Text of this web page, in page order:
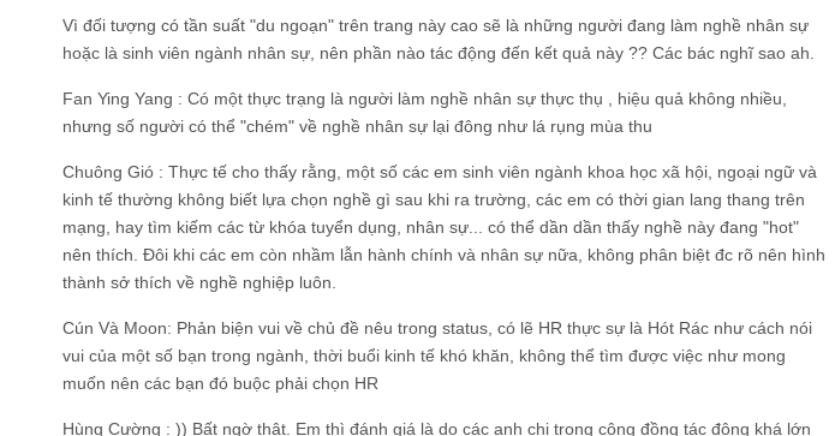
Vì đối tượng có tần suất "du ngoạn" trên trang này cao sẽ là những người đang làm nghề nhân sự
hoặc là sinh viên ngành nhân sự, nên phần nào tác động đến kết quả này ?? Các bác nghĩ sao ah.
Fan Ying Yang : Có một thực trạng là người làm nghề nhân sự thực thụ , hiệu quả không nhiều,
nhưng số người có thể "chém" về nghề nhân sự lại đông như lá rụng mùa thu
Chuông Gió : Thực tế cho thấy rằng, một số các em sinh viên ngành khoa học xã hội, ngoại ngữ và
kinh tế thường không biết lựa chọn nghề gì sau khi ra trường, các em có thời gian lang thang trên
mạng, hay tìm kiếm các từ khóa tuyển dụng, nhân sự... có thể dần dần thấy nghề này đang "hot"
nên thích. Đôi khi các em còn nhầm lẫn hành chính và nhân sự nữa, không phân biệt đc rõ nên hình
thành sở thích về nghề nghiệp luôn.
Cún Và Moon: Phản biện vui về chủ đề nêu trong status, có lẽ HR thực sự là Hót Rác như cách nói
vui của một số bạn trong ngành, thời buổi kinh tế khó khăn, không thể tìm được việc như mong
muốn nên các bạn đó buộc phải chọn HR
Hùng Cường : )) Bất ngờ thật. Em thì đánh giá là do các anh chị trong cộng đồng tác động khá lớn